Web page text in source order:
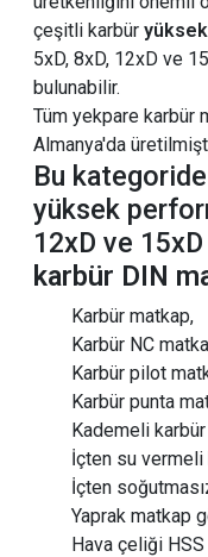
çeşitli karbür
5xD, 8xD, 12xD ve
bulunabilir.
Tüm yekpare karbür
Almanya'da
Bu
yüksek
12xD ve 15xD
karbür DIN
Karbür matkap,
Karbür NC
Karbür pilot
Karbür punta
Kademeli
İçten su vermeli
İçten
Yaprak matkap
Hava çeliği